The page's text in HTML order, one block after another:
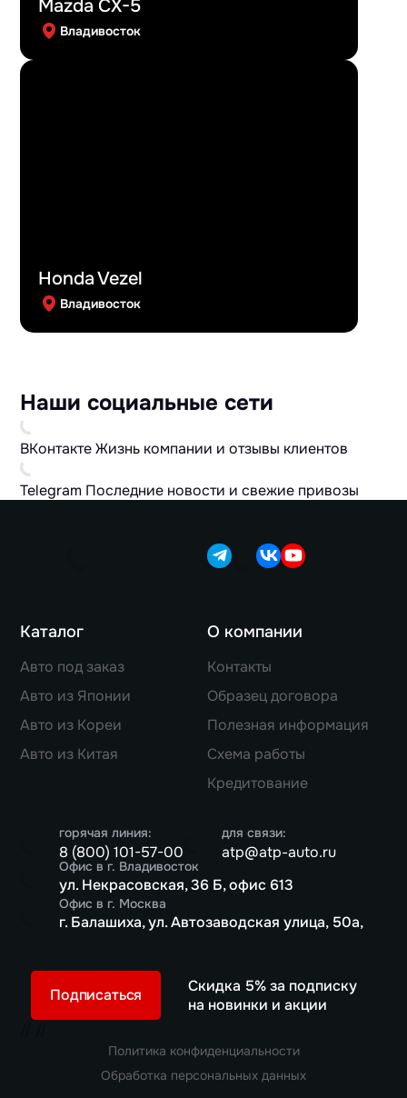
Mazda CX-5
Владивосток
Honda Vezel
Владивосток
Наши социальные сети
ВКонтактеЖизнь компании и отзывы клиентов
Telegram Последние новости и свежие привозы
Каталог
Авто под заказ
Авто из Японии
Авто из Кореи
Авто из Китая
О компании
Контакты
Образец договора
Полезная информация
Схема работы
Кредитование
горячая линия:
8 (800) 101-57-00
для связи:
atp@atp-auto.ru
Офис в г. Владивосток
ул. Некрасовская, 36 Б, офис 613
Офис в г. Москва
г. Балашиха, ул. Автозаводская улица, 50а,
Скидка 5% за подписку
на новинки и акции
Подписаться
Политика конфиденциальности
Обработка персональных данных